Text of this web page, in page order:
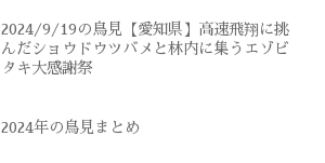
2024/9/19の鳥見【愛知県】高速飛翔に挑
んだショウドウツバメと林内に集うエゾビ
タキ大感謝祭
2024年の鳥見まとめ